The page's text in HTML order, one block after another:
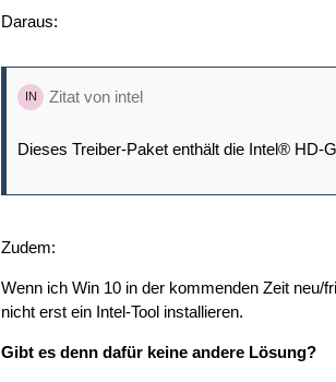
Daraus:
Zitat von intel
Dieses Treiber-Paket enthält die Intel® HD-
Zudem:
Wenn ich Win 10 in der kommenden Zeit neu/
nicht erst ein Intel-Tool installieren.
Gibt es denn dafür keine andere Lösung?